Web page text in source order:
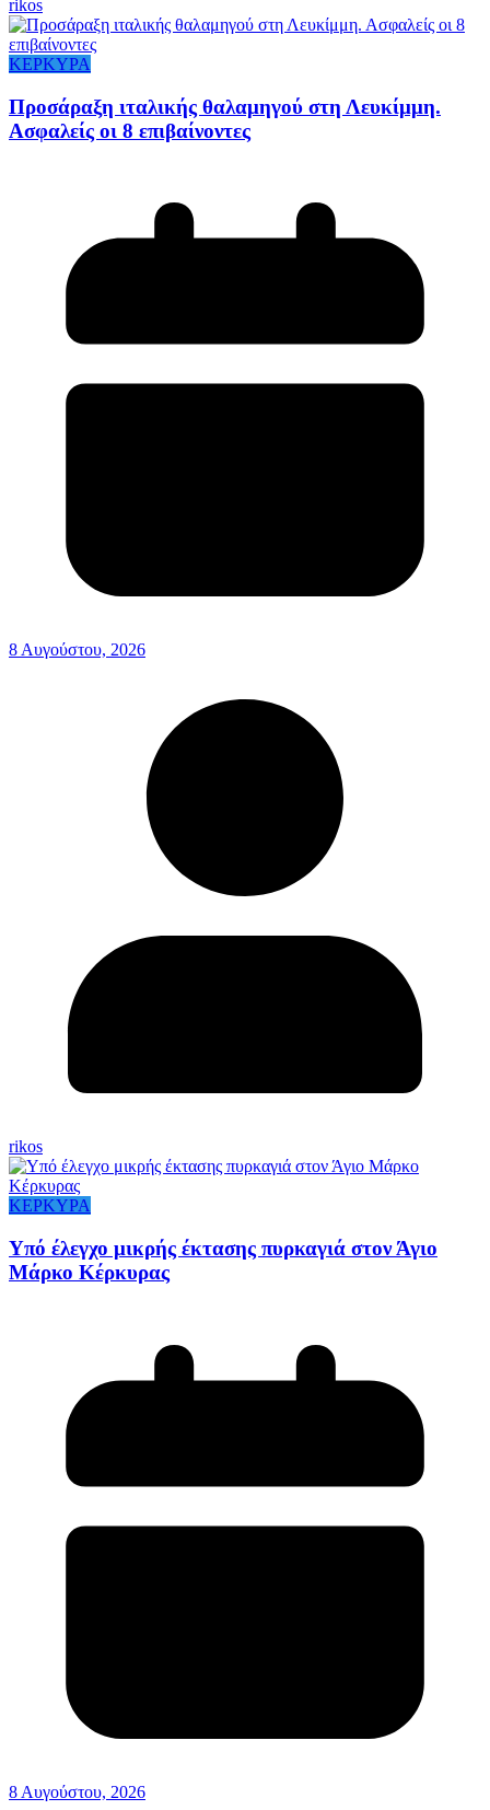
rikos
ΚΕΡΚΥΡΑ
Προσάραξη ιταλικής θαλαμηγού στη Λευκίμμη.
Ασφαλείς οι 8 επιβαίνοντες
8 Αυγούστου, 2026
rikos
ΚΕΡΚΥΡΑ
Υπό έλεγχο μικρής έκτασης πυρκαγιά στον Άγιο
Μάρκο Κέρκυρας
8 Αυγούστου, 2026